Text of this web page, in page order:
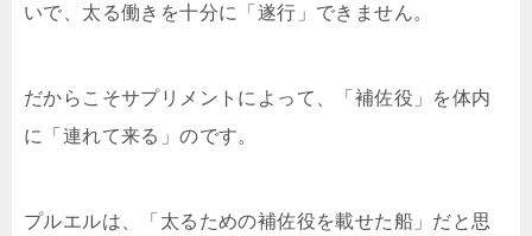
いで、太る働きを十分に「遂行」できません。
だからこそサプリメントによって、「補佐役」を体内
に「連れて来る」のです。
プルエルは、「太るための補佐役を載せた船」だと思